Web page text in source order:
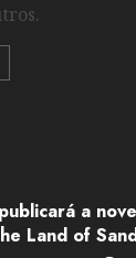
a
Land of